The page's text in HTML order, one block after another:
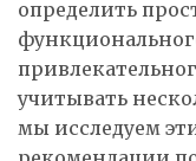
определить
учитывать
мы исследуем